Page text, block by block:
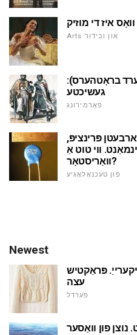
Arts און ובידור
בראָטהערס):
געשיכטע
פאָרמירונג
פּרינציפּ,
ווי טוט אַ
וואַריסטאָר?
פון טעכנאָלאָגיע
Newest
פּראַקטיש
עצה
פערדל
נוצן פון וואַסער